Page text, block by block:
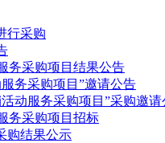
行采购
务采购项目结果公告
务采购项目”邀请公告
动服务采购项目”采购邀请
务采购项目招标
购结果公示